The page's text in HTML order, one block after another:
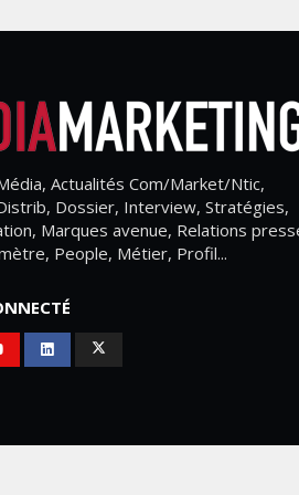
Actualités Com/Market/Ntic,
Dossier, Interview, Stratégies,
Marques avenue, Relations
People, Métier, Profil...